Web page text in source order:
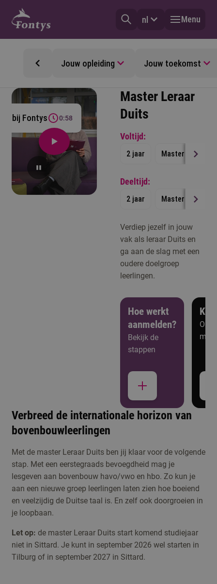
nl Menu
Jouw opleiding Jouw toekomst
je bij Fontys 0:58
Master Leraar
Duits
Voltijd:
2 jaar Master
Deeltijd:
2 jaar Master
Verdiep jezelf in jouw
vak als leraar Duits en
ga aan de slag met een
oudere doelgroep
leerlingen.
Hoe werkt
aanmelden?
Bekijk de
stappen
meer
Studiekeuzeactiviteiten
Kennismaken met
Master Leraar
Duits
Meld je aan voor de
open dag, een online
voorlichting of één
van de andere
activiteiten om kennis
Verbreed de internationale horizon van
bovenbouwleerlingen
Met de master Leraar Duits ben jij klaar voor de volgende
stap. Met een eerstegraads bevoegdheid mag je
lesgeven aan bovenbouw havo/vwo en hbo. Zo kun je
aan een nieuwe groep leerlingen laten zien hoe boeiend
en veelzijdig de Duitse taal is. En zelf ook doorgroeien in
je loopbaan.
Let op: de master Leraar Duits start komend studiejaar
niet in Sittard. Je kunt in september 2026 wel starten in
Tilburg of in september 2027 in Sittard.